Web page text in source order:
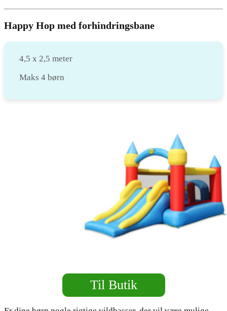
Happy Hop med forhindringsbane
4,5 x 2,5 meter
Maks 4 børn
Til Butik